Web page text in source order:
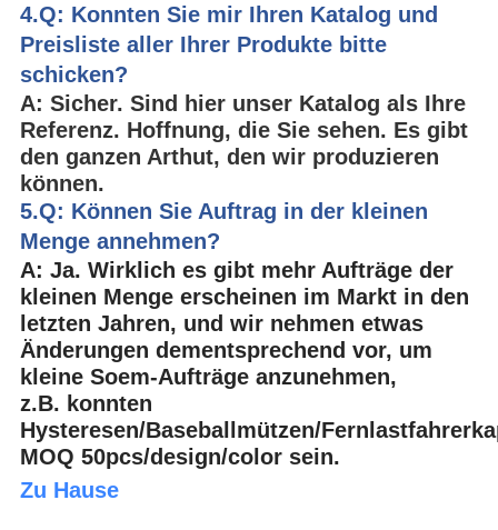
4.Q: Konnten Sie mir Ihren Katalog und
Preisliste aller Ihrer Produkte bitte
schicken?
A: Sicher. Sind hier unser Katalog als Ihre
Referenz. Hoffnung, die Sie sehen. Es gibt
den ganzen Arthut, den wir produzieren
können.
5.Q: Können Sie Auftrag in der kleinen
Menge annehmen?
A: Ja. Wirklich es gibt mehr Aufträge der
kleinen Menge erscheinen im Markt in den
letzten Jahren, und wir nehmen etwas
Änderungen dementsprechend vor, um
kleine Soem-Aufträge anzunehmen,
z.B. konnten
Hysteresen/Baseballmützen/
MOQ 50pcs/design/color sein.
Zu Hause